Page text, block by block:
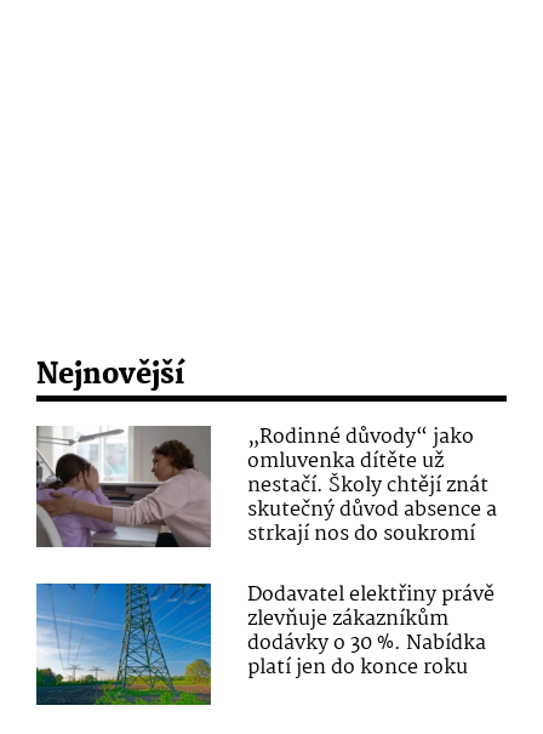
Nejnovější
„Rodinné důvody“ jako
omluvenka dítěte už
nestačí. Školy chtějí znát
skutečný důvod absence a
strkají nos do soukromí
Dodavatel elektřiny právě
zlevňuje zákazníkům
dodávky o 30 %. Nabídka
platí jen do konce roku